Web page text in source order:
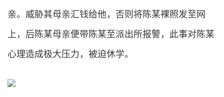
亲。威胁其母亲汇钱给他，否则将陈某裸照发至网
上，后陈某母亲便带陈某至派出所报警，此事对陈某
心理造成极大压力，被迫休学。